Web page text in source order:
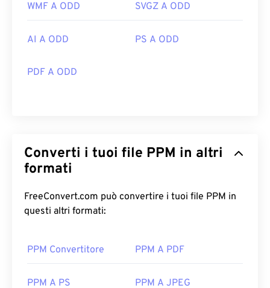
WMF A ODD SVGZ A ODD
AI A ODD PS A ODD
PDF A ODD
Converti i tuoi file PPM in altri
formati
FreeConvert.com può convertire i tuoi file PPM in
questi altri formati:
PPM Convertitore PPM A PDF
PPM A PS PPM A JPEG